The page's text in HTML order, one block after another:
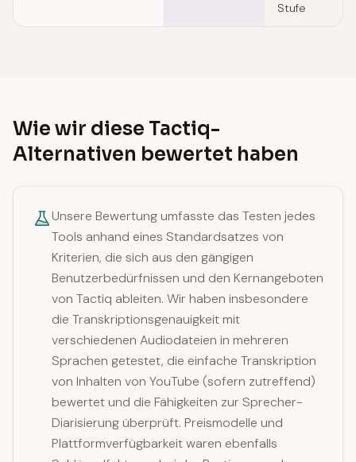
Stufe
Wie wir diese Tactiq-
Alternativen bewertet haben
Unsere Bewertung umfasste das Testen jedes
Tools anhand eines Standardsatzes von
Kriterien, die sich aus den gängigen
Benutzerbedürfnissen und den Kernangeboten
von Tactiq ableiten. Wir haben insbesondere
die Transkriptionsgenauigkeit mit
verschiedenen Audiodateien in mehreren
Sprachen getestet, die einfache Transkription
von Inhalten von YouTube (sofern zutreffend)
bewertet und die Fähigkeiten zur Sprecher-
Diarisierung überprüft. Preismodelle und
Plattformverfügbarkeit waren ebenfalls